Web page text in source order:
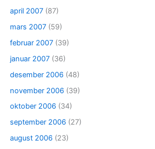
april 2007 (87)
mars 2007 (59)
februar 2007 (39)
januar 2007 (36)
desember 2006 (48)
november 2006 (39)
oktober 2006 (34)
september 2006 (27)
august 2006 (23)